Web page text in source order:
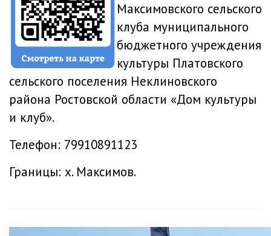
Максимовского сельского
клуба муниципального
бюджетного учреждения
культуры Платовского
сельского поселения Неклиновского
района Ростовской области «Дом культуры
и клуб».
Телефон: 79910891123
Границы: х. Максимов.